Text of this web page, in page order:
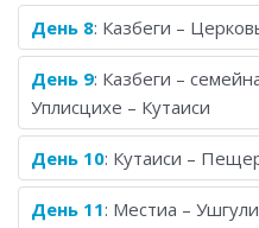
День 8: Казбеги –
День 9: Казбеги –
Уплисцихе – Кутаиси
День 10: Кутаиси –
День 11: Местиа –